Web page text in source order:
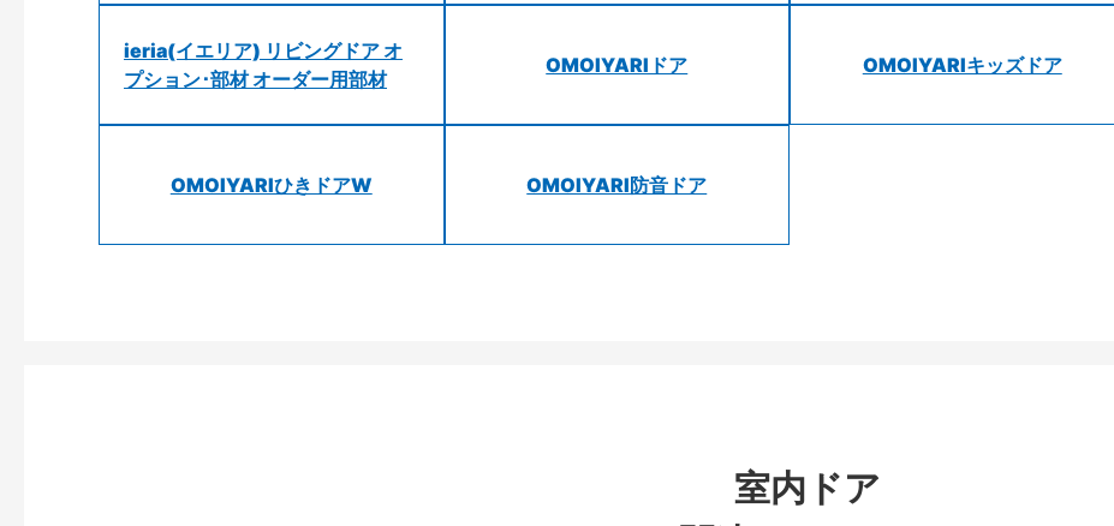
ieria(イエリア) リビングドア オ
プション･部材 オーダー用部材
OMOIYARIドア OMOIYARIキッズドア
OMOIYARIひきドアW OMOIYARI防音ドア
室内ドア